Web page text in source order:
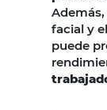
facial y
puede